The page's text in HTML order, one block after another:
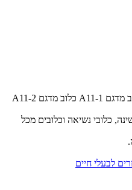
כלוב מדגם A-10 כלוב מדגם A11 כלוב מדגם A11-1 כלוב מדגם A11-2
כלובי נשיאה וכלובים מכל
לבעלי חיים